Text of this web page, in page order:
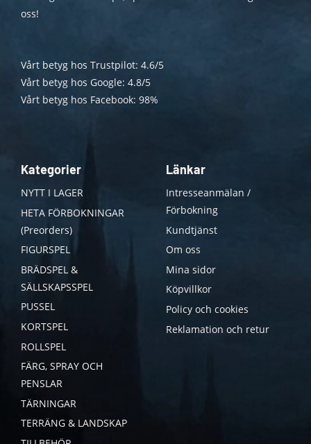
oss!
Vårt betyg hos Trustpilot: 4.6/5
Vårt betyg hos Google: 4.8/5
Vårt betyg hos Facebook: 98%
Kategorier
NYTT I LAGER
HETA FÖRBOKNINGAR
(Preorders)
FIGURSPEL
BRÄDSPEL &
SÄLLSKAPSSPEL
PUSSEL
KORTSPEL
ROLLSPEL
FÄRG, SPRAY OCH
PENSLAR
TÄRNINGAR
TERRÄNG & LANDSKAP
Länkar
Intresseanmälan /
Förbokning
Kundtjänst
Om oss
Mina sidor
Köpvillkor
Policy och cookies
Reklamation och retur